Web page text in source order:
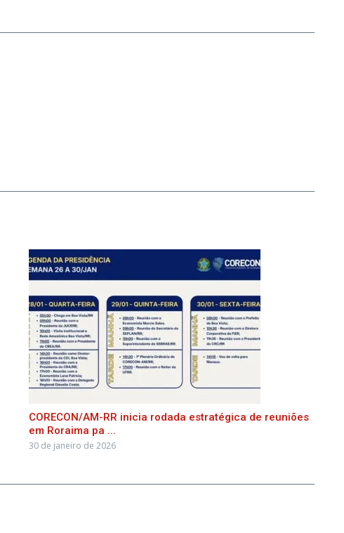
CORECON/AM-RR inicia rodada estratégica de reuniões
em Roraima pa ...
30 de janeiro de 2026